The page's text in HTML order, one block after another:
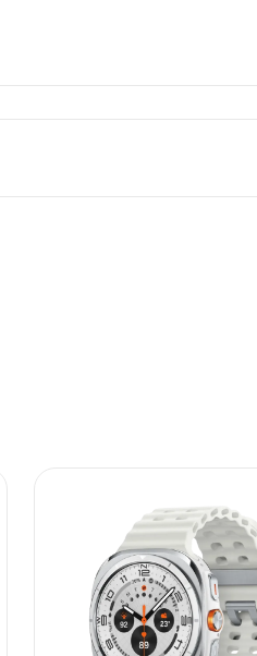
pročitajte -ovde
informacije i fotografije
apsolutno ispravni.